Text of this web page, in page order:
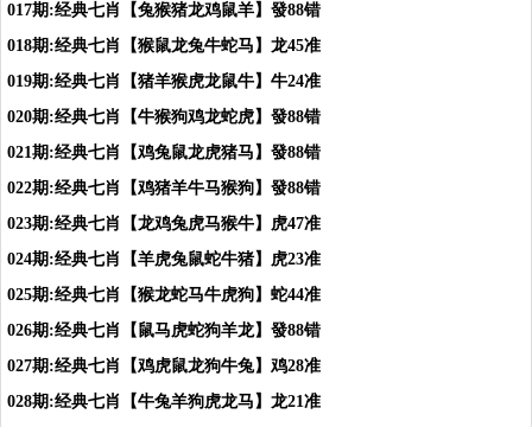
017期:经典七肖【兔猴猪龙鸡鼠羊】發88错
018期:经典七肖【猴鼠龙兔牛蛇马】龙45准
019期:经典七肖【猪羊猴虎龙鼠牛】牛24准
020期:经典七肖【牛猴狗鸡龙蛇虎】發88错
021期:经典七肖【鸡兔鼠龙虎猪马】發88错
022期:经典七肖【鸡猪羊牛马猴狗】發88错
023期:经典七肖【龙鸡兔虎马猴牛】虎47准
024期:经典七肖【羊虎兔鼠蛇牛猪】虎23准
025期:经典七肖【猴龙蛇马牛虎狗】蛇44准
026期:经典七肖【鼠马虎蛇狗羊龙】發88错
027期:经典七肖【鸡虎鼠龙狗牛兔】鸡28准
028期:经典七肖【牛兔羊狗虎龙马】龙21准